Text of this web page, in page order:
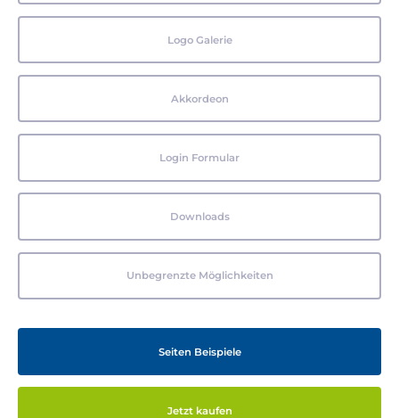
Logo Galerie
Akkordeon
Login Formular
Downloads
Unbegrenzte Möglichkeiten
Seiten Beispiele
Jetzt kaufen